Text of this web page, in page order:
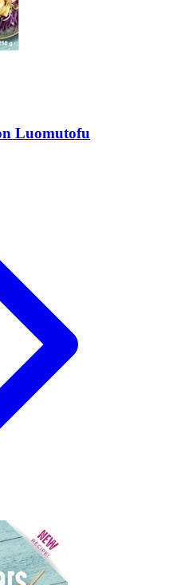
Luomutofu